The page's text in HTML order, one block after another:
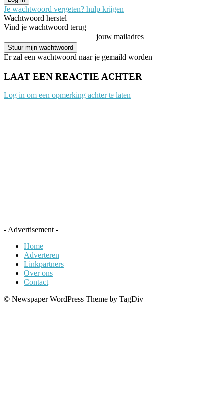
Je wachtwoord vergeten? hulp krijgen
Wachtwoord herstel
Vind je wachtwoord terug
jouw mailadres
Er zal een wachtwoord naar je gemaild worden
LAAT EEN REACTIE ACHTER
Log in om een opmerking achter te laten
- Advertisement -
Home
Adverteren
Linkpartners
Over ons
Contact
© Newspaper WordPress Theme by TagDiv